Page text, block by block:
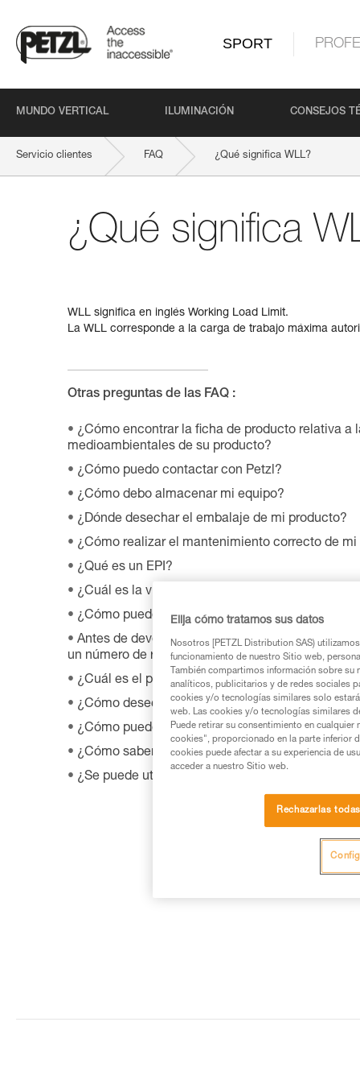
SPORT
MUNDO VERTICAL ILUMINACIÓN CONSEJOS
Servicio clientes FAQ ¿Qué significa WLL?
¿Qué significa
WLL significa en inglés Working Load Limit.
La WLL corresponde a la carga de trabajo máxima
Otras preguntas de las FAQ :
¿Cómo encontrar la ficha de producto relativa a
medioambientales de su producto?
¿Cómo puedo contactar con Petzl?
¿Cómo debo almacenar mi equipo?
¿Dónde desechar el embalaje de mi producto?
¿Cómo realizar el mantenimiento correcto de mi
¿Qué es un EPI?
¿Cuál es la vida útil de mi equipo Petzl?
¿Cómo puedo encontrar detallistas Petzl en
Antes de devolver un producto defectuoso a
un número de registro y una fecha de retorno?
¿Cuál es el procedimiento de garantía Petzl?
¿Cómo desechar mi material?
¿Cómo puedo comprar un producto Petzl?
¿Cómo saber la fecha de fabricación de mi EPI?
¿Se puede utilizar el SHUNT para escalar
Elija cómo tratamos sus datos
Nosotros [PETZL Distribution SAS)
funcionamiento de nuestro Sitio web,
También compartimos información sobre
analíticos, publicitarios y de redes sociales
cookies y/o tecnologías similares solo
web. Las cookies y/o tecnologías similares
Puede retirar su consentimiento en
cookies", proporcionado en la parte inferior
cookies puede afectar a su experiencia de
acceder a nuestro Sitio web.
Rechazarlas